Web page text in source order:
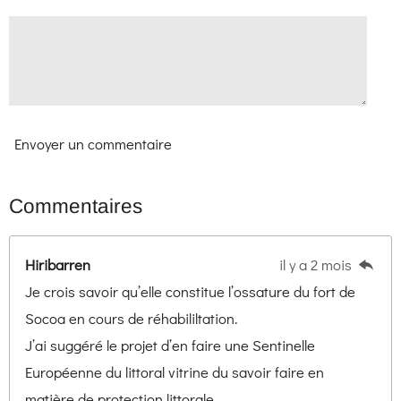
Envoyer un commentaire
Commentaires
Hiribarren
il y a 2 mois
Je crois savoir qu’elle constitue l’ossature du fort de
Socoa en cours de réhabililtation.
J’ai suggéré le projet d’en faire une Sentinelle
Européenne du littoral vitrine du savoir faire en